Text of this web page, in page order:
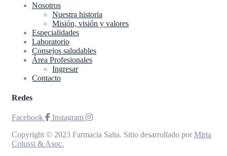
Nosotros
Nuestra historia
Misión, visión y valores
Especialidades
Laboratorio
Consejos saludables
Área Profesionales
Ingresar
Contacto
Redes
Facebook
Instagram
Copyright © 2023 Farmacia Salta. Sitio desarrollado porMirta
Colussi & Asoc.